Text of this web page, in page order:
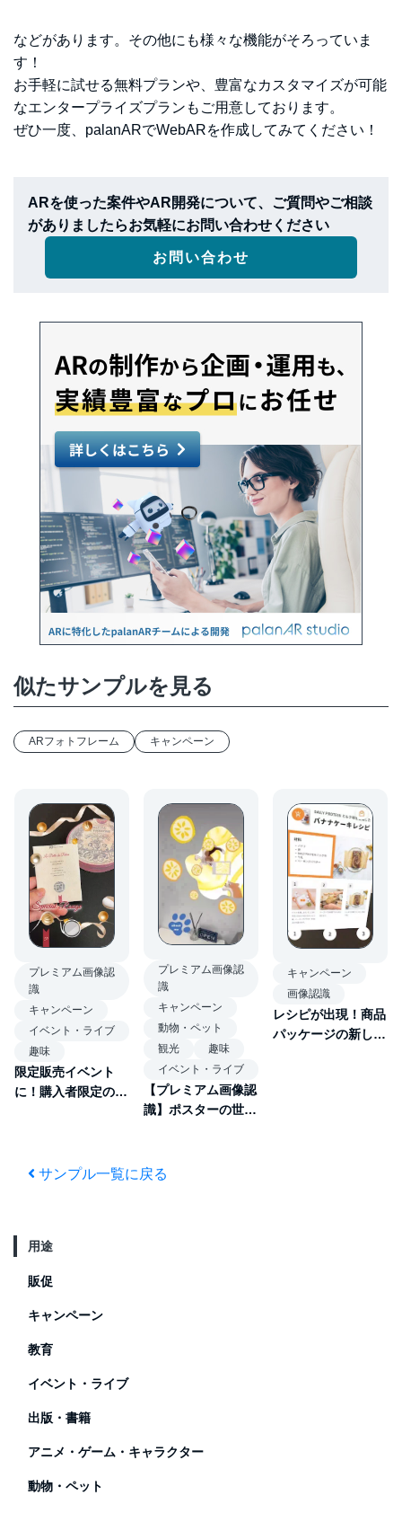
などがあります。その他にも様々な機能がそろっていま
す！
お手軽に試せる無料プランや、豊富なカスタマイズが可能
なエンタープライズプランもご用意しております。
ぜひ一度、palanARでWebARを作成してみてください！
ARを使った案件やAR開発について、ご質問やご相談
がありましたらお気軽にお問い合わせください
お問い合わせ
似たサンプルを見る
ARフォトフレーム キャンペーン
プレミアム画像認
識
キャンペーン
イベント・ライブ
趣味
限定販売イベント
に！購入者限定の記
プレミアム画像認
識
キャンペーン
動物・ペット
観光
趣味
イベント・ライブ
【プレミアム画像認
識】ポスターの世界
セプトルームAR
キャンペーン
画像認識
レシピが出現！商品
パッケージの新しい
サンプル一覧に戻る
用途
販促
キャンペーン
教育
イベント・ライブ
出版・書籍
アニメ・ゲーム・キャラクター
動物・ペット